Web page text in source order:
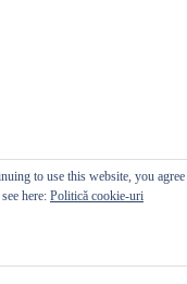
to use this website, you
here: Politică cookie-uri